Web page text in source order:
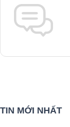
TIN MỚI NHẤT